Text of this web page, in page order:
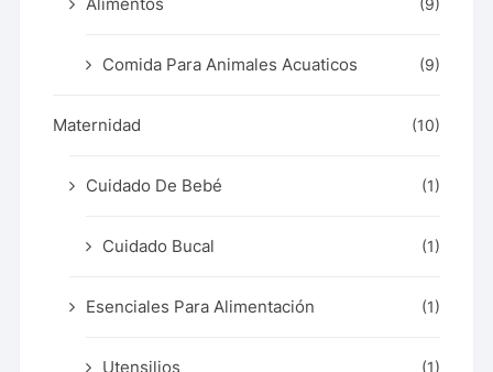
Alimentos (9)
Comida Para Animales Acuaticos (9)
Maternidad (10)
Cuidado De Bebé (1)
Cuidado Bucal (1)
Esenciales Para Alimentación (1)
Utensilios (1)